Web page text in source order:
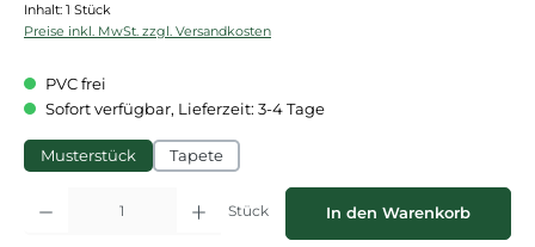
Inhalt: 1 Stück
Preise inkl. MwSt. zzgl. Versandkosten
PVC frei
Sofort verfügbar, Lieferzeit: 3-4 Tage
Musterstück Tapete
Produkt Anzahl: Gib den gewünschten Wert ein oder benutze die
Stück In den Warenkorb